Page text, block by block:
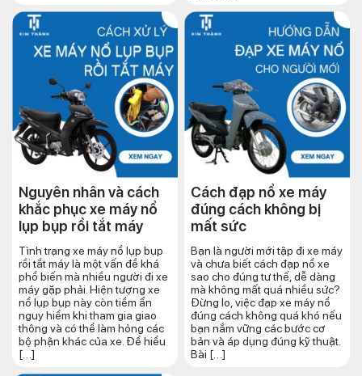
Nguyên nhân và cách
khắc phục xe máy nổ
lụp bụp rồi tắt máy
Tình trạng xe máy nổ lụp bụp
rồi tắt máy là một vấn đề khá
phổ biến mà nhiều người đi xe
máy gặp phải. Hiện tượng xe
nổ lụp bụp này còn tiềm ẩn
nguy hiểm khi tham gia giao
thông và có thể làm hỏng các
bộ phận khác của xe. Để hiểu
[…]
Cách đạp nổ xe máy
đúng cách​ không bị
mất sức
Bạn là người mới tập đi xe máy
và chưa biết cách đạp nổ xe
sao cho đúng tư thế, dễ dàng
mà không mất quá nhiều sức?
Đừng lo, việc đạp xe máy nổ
đúng cách không quá khó nếu
bạn nắm vững các bước cơ
bản và áp dụng đúng kỹ thuật.
Bài […]